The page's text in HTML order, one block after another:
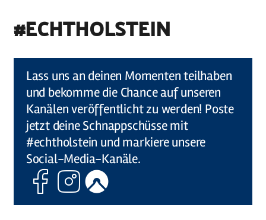
#ECHTHOLSTEIN
Lass uns an deinen Momenten teilhaben
und bekomme die Chance auf unseren
Kanälen veröffentlicht zu werden! Poste
jetzt deine Schnappschüsse mit
#echtholstein und markiere unsere
Social-Media-Kanäle.
FacebookInstagram
Komoot